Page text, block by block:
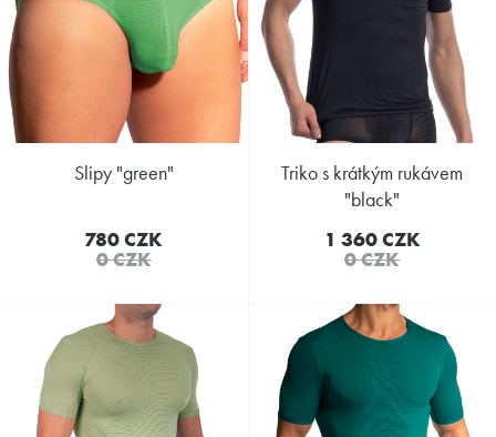
slipy "green"
780 CZK
0 CZK
triko s krátkým rukávem
"black"
1 360 CZK
0 CZK